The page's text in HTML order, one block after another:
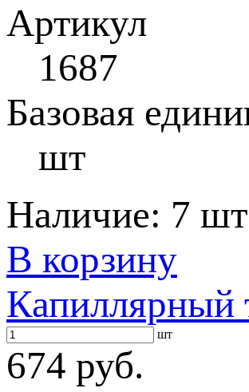
Артикул
1687
Базовая
шт
Наличие: 7 шт
В корзину
Капиллярный
шт
674 руб.